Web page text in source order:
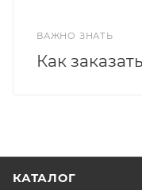
ВАЖНО ЗНАТЬ
Как
КАТАЛОГ